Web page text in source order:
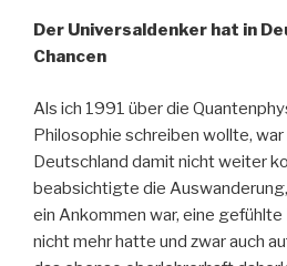
Der Universaldenker hat in
Chancen
Als ich 1991 über die
Philosophie schreiben wollte, war
Deutschland damit nicht weiter
beabsichtigte die
ein Ankommen war, eine
nicht mehr hatte und zwar auch